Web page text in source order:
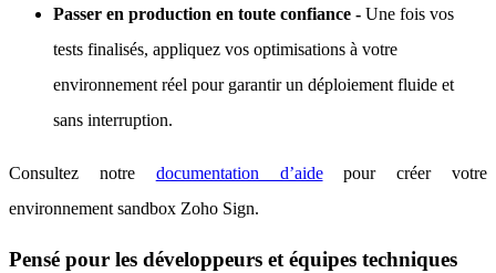
Passer en production en toute confiance - Une fois vos
tests finalisés, appliquez vos optimisations à votre
environnement réel pour garantir un déploiement fluide et
sans interruption.
Consultez notre documentation d’aidepour créer votre
environnement sandbox Zoho Sign.
Pensé pour les développeurs et équipes techniques